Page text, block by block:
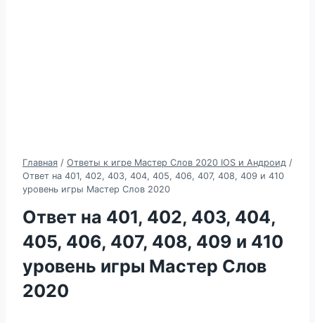
Главная / Ответы к игре Мастер Слов 2020 IOS и Андроид /
Ответ на 401, 402, 403, 404, 405, 406, 407, 408, 409 и 410
уровень игры Мастер Слов 2020
Ответ на 401, 402, 403, 404,
405, 406, 407, 408, 409 и 410
уровень игры Мастер Слов
2020